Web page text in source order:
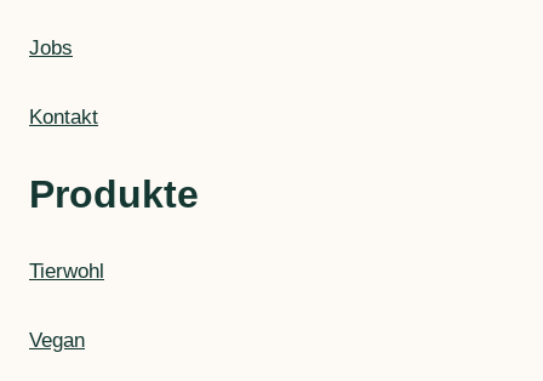
Jobs
Kontakt
Produkte
Tierwohl
Vegan